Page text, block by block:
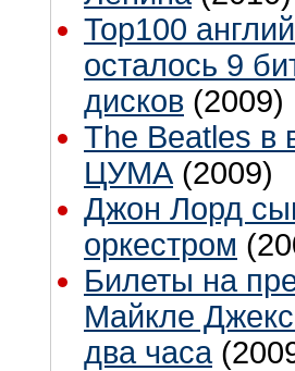
Top100
осталось 9
дисков (2009)
The Beatles в
ЦУМА (2009)
Джон Лорд
оркестром
Билеты на
Майкле
два часа